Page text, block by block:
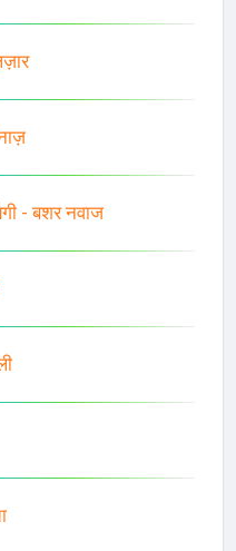
- बशर नवाज